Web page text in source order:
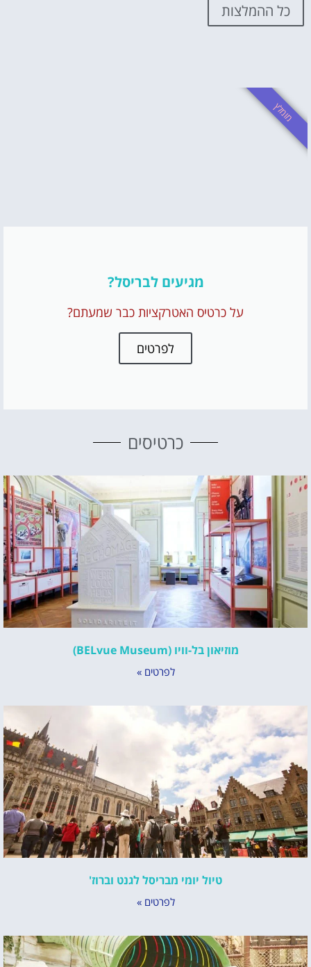
כל ההמלצות
מגיעים לבריסל?
על כרטיס האטרקציות כבר שמעתם?
לפרטים
מומלץ
כרטיסים
מוזיאון בל-וויו (BELvue Museum)
לפרטים »
טיול יומי מבריסל לגנט וברוז'
לפרטים »